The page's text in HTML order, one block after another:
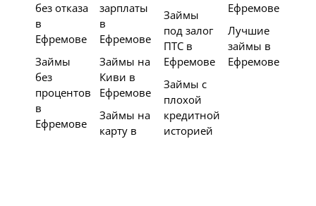
без отказа
в
Ефремове
Займы
без
процентов
в
Ефремове
зарплаты
в
Ефремове
Займы на
Киви в
Ефремове
Займы на
карту в
Займы
под залог
ПТС в
Ефремове
Займы с
плохой
кредитной
историей
Ефремове
Лучшие
займы в
Ефремове